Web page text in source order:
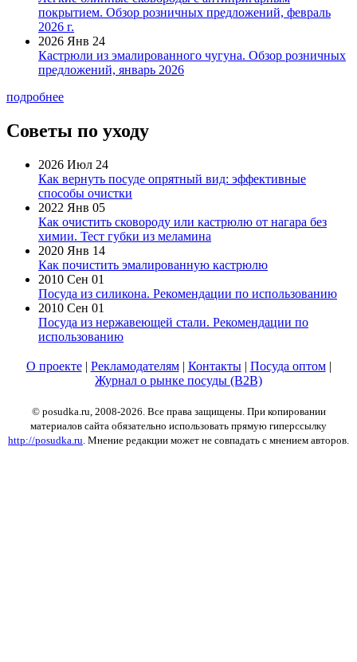
покрытием. Обзор розничных предложений, февраль
2026 г.
2026 Янв 24
Кастрюли из эмалированного чугуна. Обзор розничных
предложений, январь 2026
подробнее
Советы по уходу
2026 Июл 24
Как вернуть посуде опрятный вид: эффективные
способы очистки
2022 Янв 05
Как очистить сковороду или кастрюлю от нагара без
химии. Тест губки из меламина
2020 Янв 14
Как почистить эмалированную кастрюлю
2010 Сен 01
Посуда из силикона. Рекомендации по использованию
2010 Сен 01
Посуда из нержавеющей стали. Рекомендации по
использованию
О проекте| Рекламодателям| Контакты| Посуда оптом|
Журнал о рынке посуды (B2B)
© posudka.ru, 2008-2026. Все права защищены. При копировании
материалов сайта обязательно использовать прямую гиперссылку
http://posudka.ru. Мнение редакции может не совпадать с мнением авторов.